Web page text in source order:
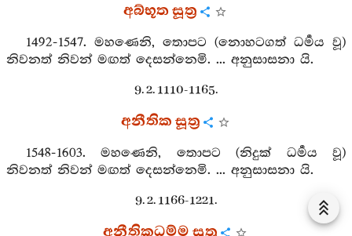
අබ්භූත සූත්‍ර
1492-1547. මහණෙනි, තොපට (නොහටගත් ධර්‍මය වූ)
නිවනත් නිවන් මඟත් දෙසන්නෙමි. ... අනුසාසනා යි.
9. 2. 1110-1165.
අනීතික සූත්‍ර
1548-1603. මහණෙනි, තොපට (නිදුක් ධර්‍මය වූ)
නිවනත් නිවන් මඟත් දෙසන්නෙමි. ... අනුසාසනා යි.
9. 2. 1166-1221.